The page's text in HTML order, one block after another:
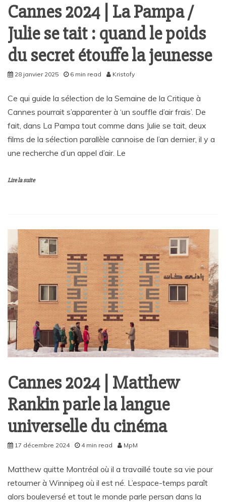
Cannes 2024 | La Pampa /
Julie se tait : quand le poids
du secret étouffe la jeunesse
28 janvier 2025 6 min read Kristofy
Ce qui guide la sélection de la Semaine de la Critique à
Cannes pourrait s’apparenter à ‘un souffle d’air frais’. De
fait, dans La Pampa tout comme dans Julie se tait, deux
films de la sélection parallèle cannoise de l’an dernier, il y a
une recherche d’un appel d’air. Le
Lire la suite
Cannes 2024 | Matthew
Rankin parle la langue
universelle du cinéma
17 décembre 2024 4 min read MpM
Matthew quitte Montréal où il a travaillé toute sa vie pour
retourner à Winnipeg où il est né. L’espace-temps paraît
alors bouleversé et tout le monde parle persan dans la